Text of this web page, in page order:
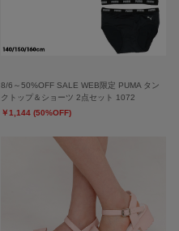
8/6～50%OFF SALE WEB限定 PUMA タン
クトップ＆ショーツ 2点セット 1072
￥1,144 (50%OFF)